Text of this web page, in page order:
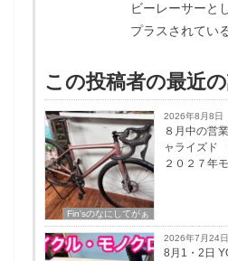
ビーレーサーと
プラスされている
この投稿者の最近
Fin'sのなにしてがぁ
2026年8月8日
８月中の営
ャライズド
２０２７年
2026年7月24日
8月1・2日